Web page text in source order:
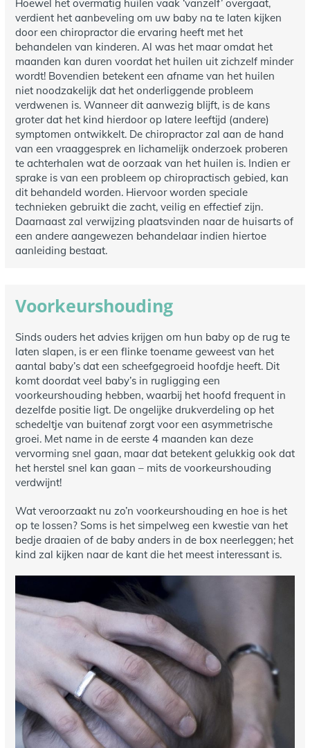
Hoewel het overmatig huilen vaak ‘vanzelf’ overgaat,
verdient het aanbeveling om uw baby na te laten kijken
door een chiropractor die ervaring heeft met het
behandelen van kinderen. Al was het maar omdat het
maanden kan duren voordat het huilen uit zichzelf minder
wordt! Bovendien betekent een afname van het huilen
niet noodzakelijk dat het onderliggende probleem
verdwenen is. Wanneer dit aanwezig blijft, is de kans
groter dat het kind hierdoor op latere leeftijd (andere)
symptomen ontwikkelt. De chiropractor zal aan de hand
van een vraaggesprek en lichamelijk onderzoek proberen
te achterhalen wat de oorzaak van het huilen is. Indien er
sprake is van een probleem op chiropractisch gebied, kan
dit behandeld worden. Hiervoor worden speciale
technieken gebruikt die zacht, veilig en effectief zijn.
Daarnaast zal verwijzing plaatsvinden naar de huisarts of
een andere aangewezen behandelaar indien hiertoe
aanleiding bestaat.
Voorkeurshouding
Sinds ouders het advies krijgen om hun baby op de rug te
laten slapen, is er een flinke toename geweest van het
aantal baby’s dat een scheefgegroeid hoofdje heeft. Dit
komt doordat veel baby’s in rugligging een
voorkeurshouding hebben, waarbij het hoofd frequent in
dezelfde positie ligt. De ongelijke drukverdeling op het
schedeltje van buitenaf zorgt voor een asymmetrische
groei. Met name in de eerste 4 maanden kan deze
vervorming snel gaan, maar dat betekent gelukkig ook dat
het herstel snel kan gaan – mits de voorkeurshouding
verdwijnt!
Wat veroorzaakt nu zo’n voorkeurshouding en hoe is het
op te lossen? Soms is het simpelweg een kwestie van het
bedje draaien of de baby anders in de box neerleggen; het
kind zal kijken naar de kant die het meest interessant is.